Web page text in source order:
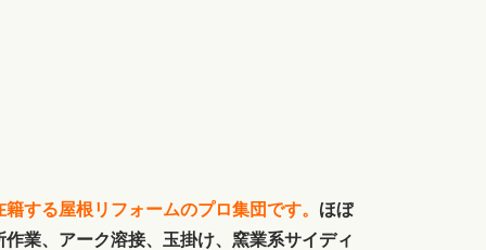
する屋根リフォームのプロ集団です。 ほぼ
業、アーク溶接、玉掛け、窯業系サイディ